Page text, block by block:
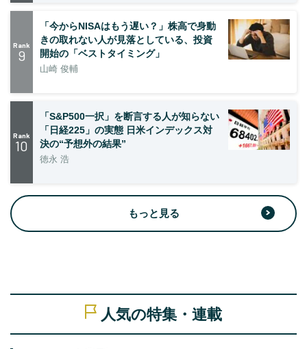
Rank
9
「今からNISAはもう遅い？」株高で身動
きの取れない人が見落としている、投資
開始の「ベストタイミング」
山崎 俊輔
Rank
10
「S&P500一択」を断言する人が知らない
「日経225」の実態 日米インデックス対
決の“予想外の結果”
徳永 浩
もっと見る
人気の特集・連載